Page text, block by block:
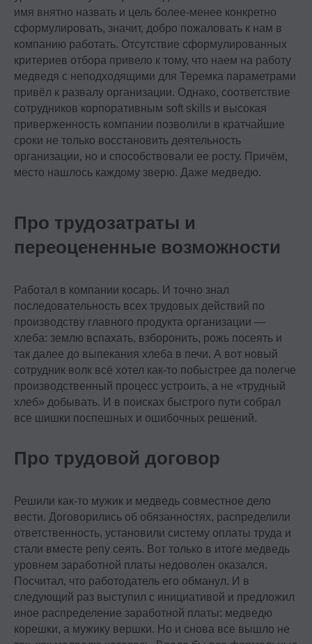
имя внятно назвать и цель более-менее конкретно
сформулировать, значит, добро пожаловать к нам в
компанию работать. Отсутствие сформулированных
критериев отбора привело к тому, что наем на работу
медведя с неподходящими для Теремка параметрами
привёл к развалу организации. Однако, соответствие
сотрудников корпоративным soft skills и высокая
приверженность компании позволили в кратчайшие
сроки не только восстановить деятельность
организации, но и способствовали ее росту. Причём,
место нашлось каждому зверю. Даже медведю.
Про трудозатраты и
переоцененные возможности
Работал в компании косарь. И точно знал
последовательность всех трудовых действий по
производству главного продукта организации —
хлеба: землю вспахать, взборонить, рожь посеять и
так далее до выпекания хлеба в печи. А вот новый
сотрудник волк всё хотел как-то побыстрее да полегче
производственный процесс устроить, а не «трудный
хлеб» добывать. И в поисках быстрого пути собрал
все шишки поспешных и ошибочных решений.
Про трудовой договор
Решили как-то мужик и медведь совместное дело
вести. Договорились об обязанностях, распределили
ответственность, установили систему оплаты труда и
стали вместе репу сеять. Вот только в итоге медведь
уровнем заработной платы недоволен оказался.
Посчитал, что работодатель его обманул. И в
следующий раз выступил с инициативой и предложил
иное распределение заработной платы: медведю
корешки, а мужику вершки. Но и снова все вышло не